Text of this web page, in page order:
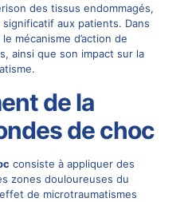
des tissus endommagés,
aux patients. Dans
mécanisme d’action de
ainsi que son impact sur la
de la
de choc
consiste à appliquer des
zones douloureuses du
de microtraumatismes